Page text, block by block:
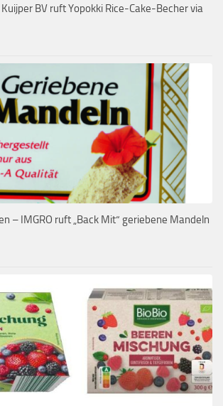
BV ruft Yopokki Rice-Cake-Becher via
– IMGRO ruft „Back Mit“ geriebene Mandeln